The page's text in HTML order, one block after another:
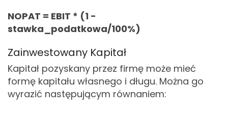
NOPAT = EBIT * (1 -
stawka_podatkowa/100%)
Zainwestowany Kapitał
Kapitał pozyskany przez firmę może mieć
formę kapitału własnego i długu. Można go
wyrazić następującym równaniem: